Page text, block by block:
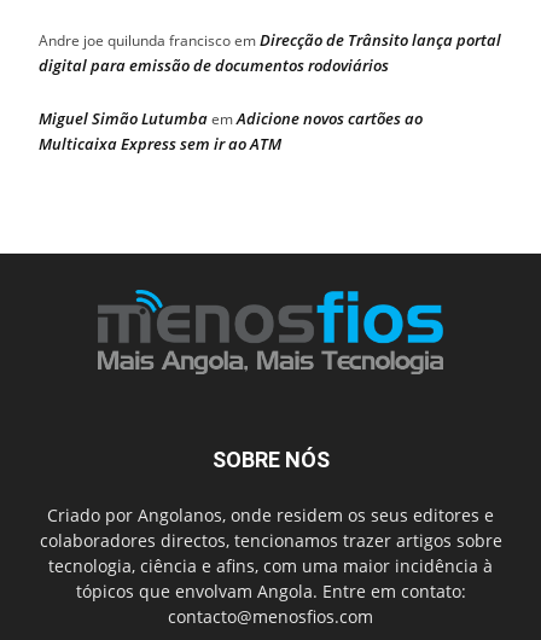
Andre joe quilunda franciscoemDirecção de Trânsito lança portal
digital para emissão de documentos rodoviários
Miguel Simão LutumbaemAdicione novos cartões ao
Multicaixa Express sem ir ao ATM
SOBRE NÓS
Criado por Angolanos, onde residem os seus editores e
colaboradores directos, tencionamos trazer artigos sobre
tecnologia, ciência e afins, com uma maior incidência à
tópicos que envolvam Angola. Entre em contato:
contacto@menosfios.com